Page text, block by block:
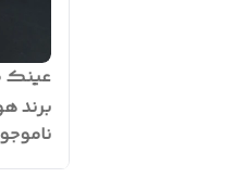
عینک
برند
A+++ کد : H600